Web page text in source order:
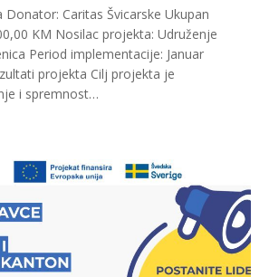
Donator: Caritas Švicarske Ukupan
KM Nosilac projekta: Udruženje
Period implementacije: Januar
projekta Cilj projekta je
i spremnost…